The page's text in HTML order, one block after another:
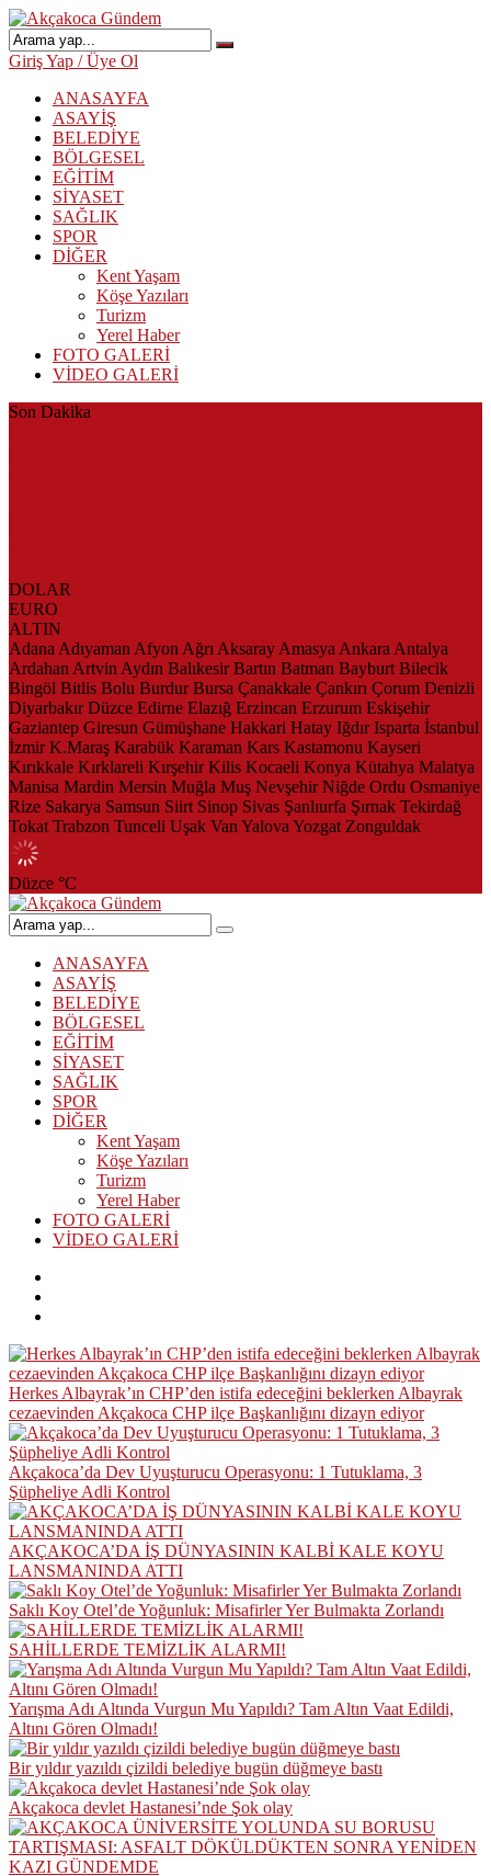
Giriş Yap / Üye Ol
ANASAYFA
ASAYİŞ
BELEDİYE
BÖLGESEL
EĞİTİM
SİYASET
SAĞLIK
SPOR
DİĞER
Kent Yaşam
Köşe Yazıları
Turizm
Yerel Haber
FOTO GALERİ
VİDEO GALERİ
Son Dakika
DOLAR
EURO
ALTIN
Adana Adıyaman Afyon Ağrı Aksaray Amasya Ankara Antalya
Ardahan Artvin Aydın Balıkesir Bartın Batman Bayburt Bilecik
Bingöl Bitlis Bolu Burdur Bursa Çanakkale Çankırı Çorum Denizli
Diyarbakır Düzce Edirne Elazığ Erzincan Erzurum Eskişehir
Gaziantep Giresun Gümüşhane Hakkari Hatay Iğdır Isparta İstanbul
İzmir K.Maraş Karabük Karaman Kars Kastamonu Kayseri
Kırıkkale Kırklareli Kırşehir Kilis Kocaeli Konya Kütahya Malatya
Manisa Mardin Mersin Muğla Muş Nevşehir Niğde Ordu Osmaniye
Rize Sakarya Samsun Siirt Sinop Sivas Şanlıurfa Şırnak Tekirdağ
Tokat Trabzon Tunceli Uşak Van Yalova Yozgat Zonguldak
Düzce °C
ANASAYFA
ASAYİŞ
BELEDİYE
BÖLGESEL
EĞİTİM
SİYASET
SAĞLIK
SPOR
DİĞER
Kent Yaşam
Köşe Yazıları
Turizm
Yerel Haber
FOTO GALERİ
VİDEO GALERİ
Herkes Albayrak’ın CHP’den istifa edeceğini beklerken Albayrak
cezaevinden Akçakoca CHP ilçe Başkanlığını dizayn ediyor
Akçakoca’da Dev Uyuşturucu Operasyonu: 1 Tutuklama, 3
Şüpheliye Adli Kontrol
AKÇAKOCA’DA İŞ DÜNYASININ KALBİ KALE KOYU
LANSMANINDA ATTI
Saklı Koy Otel’de Yoğunluk: Misafirler Yer Bulmakta Zorlandı
SAHİLLERDE TEMİZLİK ALARMI!
Yarışma Adı Altında Vurgun Mu Yapıldı? Tam Altın Vaat Edildi,
Altını Gören Olmadı!
Bir yıldır yazıldı çizildi belediye bugün düğmeye bastı
Akçakoca devlet Hastanesi’nde Şok olay